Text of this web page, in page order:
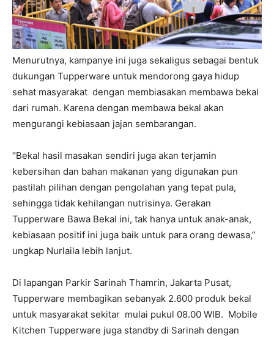
Menurutnya, kampanye ini juga sekaligus sebagai bentuk
dukungan Tupperware untuk mendorong gaya hidup
sehat masyarakat dengan membiasakan membawa bekal
dari rumah. Karena dengan membawa bekal akan
mengurangi kebiasaan jajan sembarangan.
“Bekal hasil masakan sendiri juga akan terjamin
kebersihan dan bahan makanan yang digunakan pun
pastilah pilihan dengan pengolahan yang tepat pula,
sehingga tidak kehilangan nutrisinya. Gerakan
Tupperware Bawa Bekal ini, tak hanya untuk anak-anak,
kebiasaan positif ini juga baik untuk para orang dewasa,”
ungkap Nurlaila lebih lanjut.
Di lapangan Parkir Sarinah Thamrin, Jakarta Pusat,
Tupperware membagikan sebanyak 2.600 produk bekal
untuk masyarakat sekitar mulai pukul 08.00 WIB. Mobile
Kitchen Tupperware juga standby di Sarinah dengan